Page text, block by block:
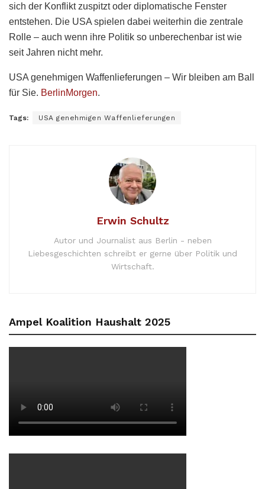
sich der Konflikt zuspitzt oder diplomatische Fenster
entstehen. Die USA spielen dabei weiterhin die zentrale
Rolle – auch wenn ihre Politik so unberechenbar ist wie
seit Jahren nicht mehr.
USA genehmigen Waffenlieferungen – Wir bleiben am Ball
für Sie. BerlinMorgen.
Tags: USA genehmigen Waffenlieferungen
Erwin Schultz
Autor und Journalist aus Berlin - neben
Liebesgeschichten schreibt er gerne über Politik und
Wirtschaft.
Ampel Koalition Haushalt 2025